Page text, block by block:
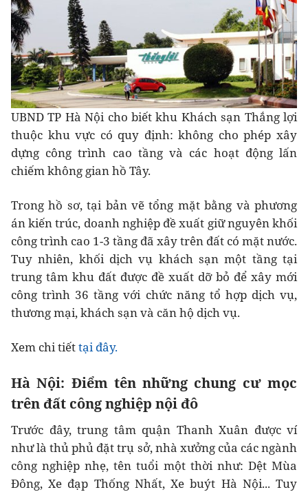
UBND TP Hà Nội cho biết khu Khách sạn Thắng lợi
thuộc khu vực có quy định: không cho phép xây
dựng công trình cao tầng và các hoạt động lấn
chiếm không gian hồ Tây.
Trong hồ sơ, tại bản vẽ tổng mặt bằng và phương
án kiến trúc, doanh nghiệp đề xuất giữ nguyên khối
công trình cao 1-3 tầng đã xây trên đất có mặt nước.
Tuy nhiên, khối dịch vụ khách sạn một tầng tại
trung tâm khu đất được đề xuất dỡ bỏ để xây mới
công trình 36 tầng với chức năng tổ hợp dịch vụ,
thương mại, khách sạn và căn hộ dịch vụ.
Xem chi tiếttại đây.
Hà Nội: Điểm tên những chung cư mọc
trên đất công nghiệp nội đô
Trước đây, trung tâm quận Thanh Xuân được ví
như là thủ phủ đặt trụ sở, nhà xưởng của các ngành
công nghiệp nhẹ, tên tuổi một thời như: Dệt Mùa
Đông, Xe đạp Thống Nhất, Xe buýt Hà Nội... Tuy